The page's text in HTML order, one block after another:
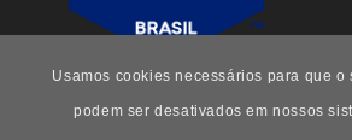
Usamos cookies necessários para que o
podem ser desativados em nossos